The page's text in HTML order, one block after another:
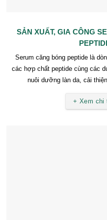
SẢN XUẤT, GIA CÔNG
Serum căng bóng peptide là
các hợp chất peptide cùng các
nuôi dưỡng làn da, cải
+ Xem chi